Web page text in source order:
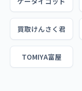
買取けんさく君
TOMIYA富屋